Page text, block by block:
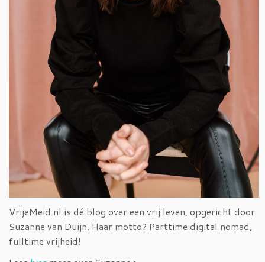
VrijeMeid.nl is dé blog over een vrij leven, opgericht door
Suzanne van Duijn. Haar motto? Parttime digital nomad,
fulltime vrijheid!